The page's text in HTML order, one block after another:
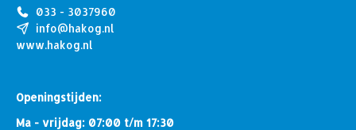
033 - 3037960
info@hakog.nl
www.hakog.nl
Openingstijden:
Ma - vrijdag: 07:00 t/m 17:30